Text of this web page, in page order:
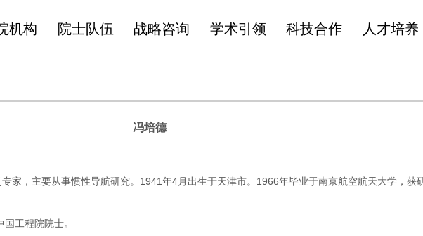
机构 院士队伍 战略咨询 学术引领 科技合作 人才培养
冯培德
，主要从事惯性导航研究。1941年4月出生于天津市。1966年毕业于南京航空航天大学，获研
工程院院士。